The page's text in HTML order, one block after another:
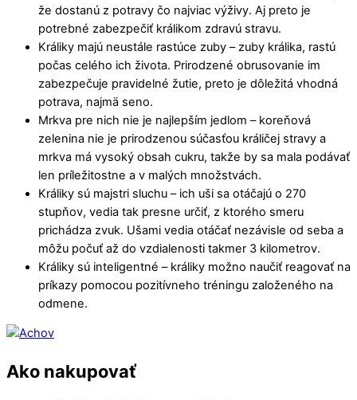
že dostanú z potravy čo najviac výživy. Aj preto je
potrebné zabezpečiť králikom zdravú stravu.
Králiky majú neustále rastúce zuby – zuby králika, rastú
počas celého ich života. Prirodzené obrusovanie im
zabezpečuje pravidelné žutie, preto je dôležitá vhodná
potrava, najmä seno.
Mrkva pre nich nie je najlepším jedlom – koreňová
zelenina nie je prirodzenou súčasťou králičej stravy a
mrkva má vysoký obsah cukru, takže by sa mala podávať
len príležitostne a v malých množstvách.
Králiky sú majstri sluchu – ich uši sa otáčajú o 270
stupňov, vedia tak presne určiť, z ktorého smeru
prichádza zvuk. Ušami vedia otáčať nezávisle od seba a
môžu počuť až do vzdialenosti takmer 3 kilometrov.
Králiky sú inteligentné – králiky možno naučiť reagovať na
príkazy pomocou pozitívneho tréningu založeného na
odmene.
Ako nakupovať